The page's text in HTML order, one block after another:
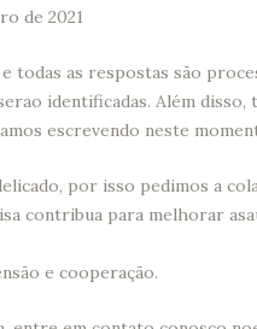
de 2021
e todas as respostas são
identificadas. Além
escrevendo neste
por isso pedimos a
contribua para melhorar
e cooperação.